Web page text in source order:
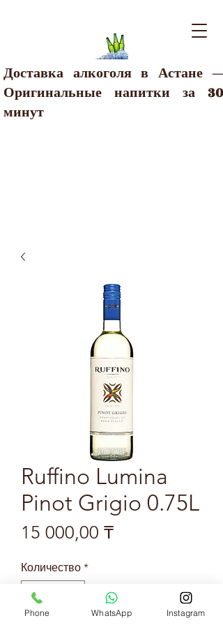
Доставка алкоголя в Астане —
Оригинальные напитки за 30
минут
Ruffino Lumina
Pinot Grigio 0.75L
15 000,00 ₸Цена
Количество *
Phone WhatsApp Instagram